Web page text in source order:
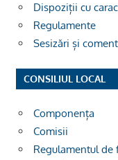
Dispoziții cu
Regulamente
Sesizări și
CONSILIUL LOCAL
Componența
Comisii
Regulamentul